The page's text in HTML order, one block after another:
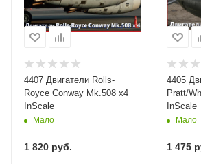
4407 Двигатели Rolls-
Royce Conway Mk.508 x4
InScale
Мало
1 820 руб.
4405
Pratt/
InScale
Мало
1 475